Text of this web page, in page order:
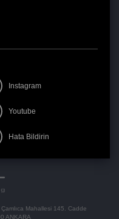
Instagram
Youtube
Hata Bildirin
Mahallesi 145. Cadde
ANKARA